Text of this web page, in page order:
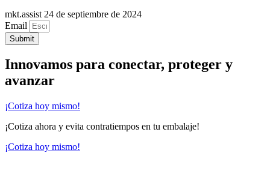
mkt.assist 24 de septiembre de 2024
Email
Submit
Innovamos para conectar, proteger y
avanzar
¡Cotiza hoy mismo!
¡Cotiza ahora y evita contratiempos en tu embalaje!
¡Cotiza hoy mismo!